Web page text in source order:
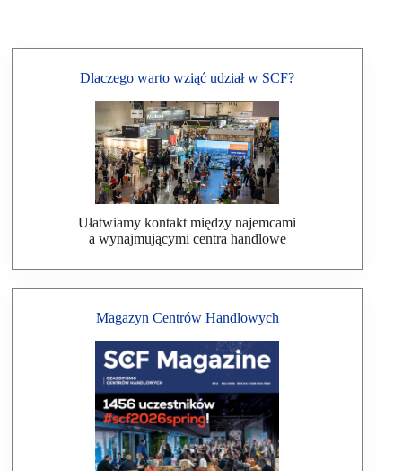
Dlaczego warto wziąć udział w SCF?
Ułatwiamy kontakt między najemcami
a wynajmującymi centra handlowe
Magazyn Centrów Handlowych